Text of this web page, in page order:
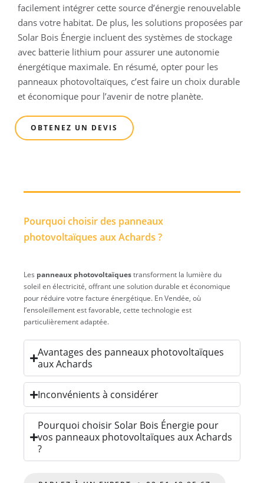
facilement intégrer cette source d’énergie renouvelable
dans votre habitat. De plus, les solutions proposées par
Solar Bois Énergie incluent des systèmes de stockage
avec batterie lithium pour assurer une autonomie
énergétique maximale. En résumé, opter pour les
panneaux photovoltaïques, c’est faire un choix durable
et économique pour l’avenir de notre planète.
OBTENEZ UN DEVIS
Pourquoi choisir des panneaux
photovoltaïques aux Achards ?
Les panneaux photovoltaïquestransforment la lumière du
soleil en électricité, offrant une solution durable et économique
pour réduire votre facture énergétique. En Vendée, où
l’ensoleillement est favorable, cette technologie est
particulièrement adaptée.
Avantages des panneaux photovoltaïques
aux Achards
Inconvénients à considérer
Pourquoi choisir Solar Bois Énergie pour
vos panneaux photovoltaïques aux Achards
?